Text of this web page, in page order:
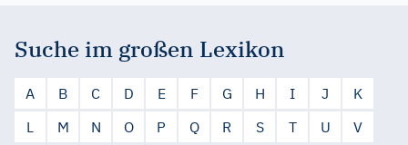
Suche im großen Lexikon
A B C D E F G H I J
K
L
M N O P Q R S T U
V